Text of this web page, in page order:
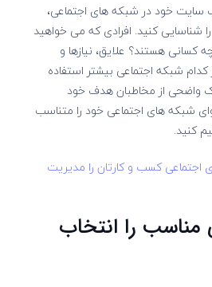
سایت خود در شبکه های اجتماعی،
شناسایی کنید. افرادی که می خواهید
چه کسانی هستند؟ علایق، نیازها و
شبکه اجتماعی بیشتر استفاده
واضحی از مخاطبان هدف خود
شبکه های اجتماعی خود را متناسب
کنید.
اجتماعی کسب و کارتان را مدیریت
مناسب را انتخاب